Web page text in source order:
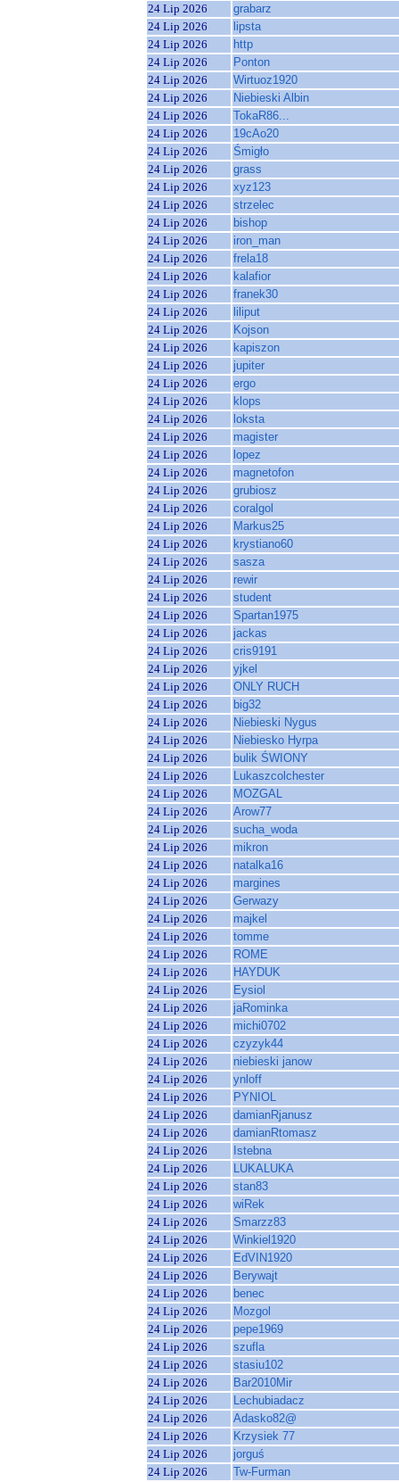
24 Lip 2026
grabarz
24 Lip 2026
lipsta
24 Lip 2026
http
24 Lip 2026
Ponton
24 Lip 2026
Wirtuoz1920
24 Lip 2026
Niebieski Albin
24 Lip 2026
TokaR86...
24 Lip 2026
19cAo20
24 Lip 2026
Śmigło
24 Lip 2026
grass
24 Lip 2026
xyz123
24 Lip 2026
strzelec
24 Lip 2026
bishop
24 Lip 2026
iron_man
24 Lip 2026
frela18
24 Lip 2026
kalafior
24 Lip 2026
franek30
24 Lip 2026
liliput
24 Lip 2026
Kojson
24 Lip 2026
kapiszon
24 Lip 2026
jupiter
24 Lip 2026
ergo
24 Lip 2026
klops
24 Lip 2026
loksta
24 Lip 2026
magister
24 Lip 2026
lopez
24 Lip 2026
magnetofon
24 Lip 2026
grubiosz
24 Lip 2026
coralgol
24 Lip 2026
Markus25
24 Lip 2026
krystiano60
24 Lip 2026
sasza
24 Lip 2026
rewir
24 Lip 2026
student
24 Lip 2026
Spartan1975
24 Lip 2026
jackas
24 Lip 2026
cris9191
24 Lip 2026
yjkel
24 Lip 2026
ONLY RUCH
24 Lip 2026
big32
24 Lip 2026
Niebieski Nygus
24 Lip 2026
Niebiesko Hyrpa
24 Lip 2026
bulik ŚWIONY
24 Lip 2026
Lukaszcolchester
24 Lip 2026
MOZGAL
24 Lip 2026
Arow77
24 Lip 2026
sucha_woda
24 Lip 2026
mikron
24 Lip 2026
natalka16
24 Lip 2026
margines
24 Lip 2026
Gerwazy
24 Lip 2026
majkel
24 Lip 2026
tomme
24 Lip 2026
ROME
24 Lip 2026
HAYDUK
24 Lip 2026
Eysiol
24 Lip 2026
jaRominka
24 Lip 2026
michi0702
24 Lip 2026
czyzyk44
24 Lip 2026
niebieski janow
24 Lip 2026
ynloff
24 Lip 2026
PYNIOL
24 Lip 2026
damianRjanusz
24 Lip 2026
damianRtomasz
24 Lip 2026
Istebna
24 Lip 2026
LUKALUKA
24 Lip 2026
stan83
24 Lip 2026
wiRek
24 Lip 2026
Smarzz83
24 Lip 2026
Winkiel1920
24 Lip 2026
EdVIN1920
24 Lip 2026
Berywajt
24 Lip 2026
benec
24 Lip 2026
Mozgol
24 Lip 2026
pepe1969
24 Lip 2026
szufla
24 Lip 2026
stasiu102
24 Lip 2026
Bar2010Mir
24 Lip 2026
Lechubiadacz
24 Lip 2026
Adasko82@
24 Lip 2026
Krzysiek 77
24 Lip 2026
jorguś
24 Lip 2026
Tw-Furman